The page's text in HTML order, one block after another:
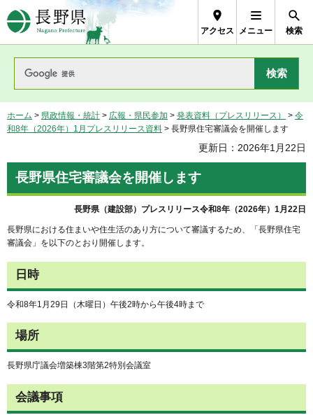
長野県Nagano Prefecture
アクセス メニュー 検索
ホーム > 県政情報・統計 > 広報・県民参加 > 発表資料（プレスリリース） > 令
和8年（2026年）1月プレスリリース資料 > 長野県住宅審議会を開催します
更新日：2026年1月22日
長野県住宅審議会を開催します
長野県（建設部）プレスリリース令和8年（2026年）1月22日
長野県における住まいや住生活のあり方について審議するため、「長野県住宅
審議会」を以下のとおり開催します。
日時
令和8年1月29日（木曜日）午後2時から午後4時まで
場所
長野県庁議会増築棟3階第2特別会議室
会議事項